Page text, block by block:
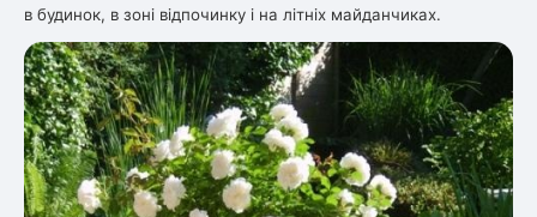
в будинок, в зоні відпочинку і на літніх майданчиках.